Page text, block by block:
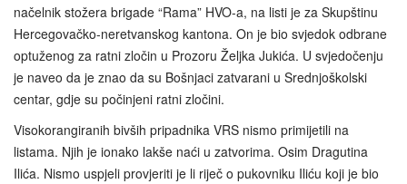
načelnik stožera brigade “Rama” HVO-a, na listi je za Skupštinu
Hercegovačko-neretvanskog kantona. On je bio svjedok odbrane
optuženog za ratni zločin u Prozoru Željka Jukića. U svjedočenju
je naveo da je znao da su Bošnjaci zatvarani u Srednjoškolski
centar, gdje su počinjeni ratni zločini.
Visokorangiranih bivših pripadnika VRS nismo primijetili na
listama. Njih je ionako lakše naći u zatvorima. Osim Dragutina
Ilića. Nismo uspjeli provjeriti je li riječ o pukovniku Iliću koji je bio